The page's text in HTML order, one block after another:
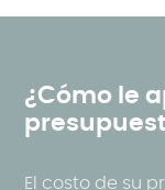
¿Cómo le
El costo de su